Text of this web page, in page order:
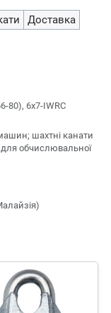
Доставка
80), 6x7-IWRC
шахтні канати
для обчислювальної